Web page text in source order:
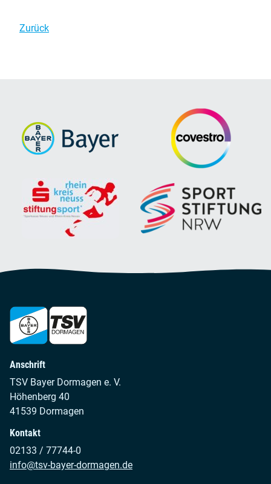
Zurück
Anschrift
TSV Bayer Dormagen e. V.
Höhenberg 40
41539 Dormagen
Kontakt
02133 / 77744-0
info@tsv-bayer-dormagen.de